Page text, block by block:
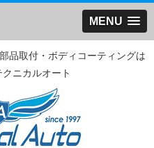
MENU
品取付・ボディコーティングは
ニカルオート